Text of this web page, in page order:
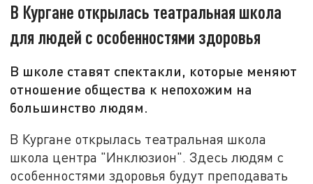
В Кургане открылась театральная школа
для людей с особенностями здоровья
В школе ставят спектакли, которые меняют
отношение общества к непохожим на
большинство людям.
В Кургане открылась театральная школа
школа центра "Инклюзион". Здесь людям с
особенностями здоровья будут преподавать